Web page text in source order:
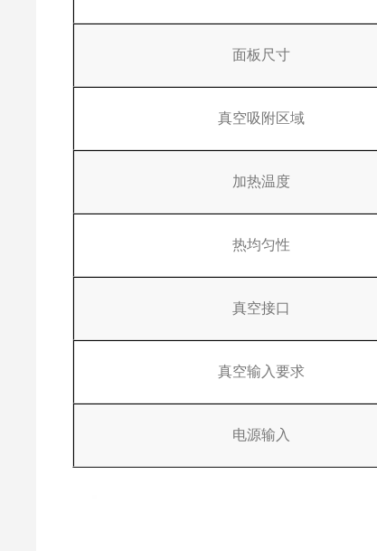
面板尺寸
真空吸附区域
加热温度
热均匀性
真空接口
真空输入要求
电源输入